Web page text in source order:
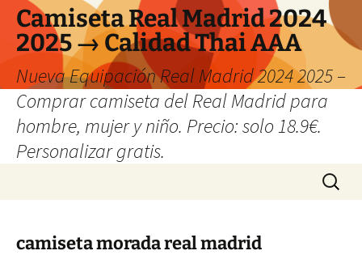
Camiseta Real Madrid 2024
2025 → Calidad Thai AAA
Nueva Equipación Real Madrid 2024 2025 –
Comprar camiseta del Real Madrid para
hombre, mujer y niño. Precio: solo 18.9€.
Personalizar gratis.
Buscar:
camiseta morada real madrid